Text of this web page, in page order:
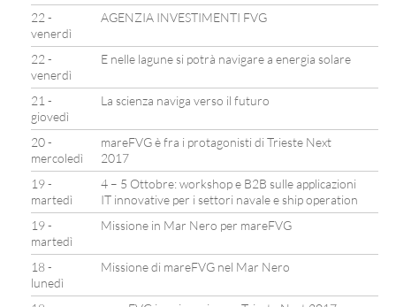
22 -
venerdì
AGENZIA INVESTIMENTI FVG
22 -
venerdì
E nelle lagune si potrà navigare a energia solare
21 -
giovedì
La scienza naviga verso il futuro
20 -
mercoledì
mareFVG è fra i protagonisti di Trieste Next
2017
19 -
martedì
4 – 5 Ottobre: workshop e B2B sulle applicazioni
IT innovative per i settori navale e ship operation
19 -
martedì
Missione in Mar Nero per mareFVG
18 -
lunedì
Missione di mareFVG nel Mar Nero